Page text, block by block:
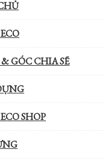
GÓC CHIA SẼ
SHOP